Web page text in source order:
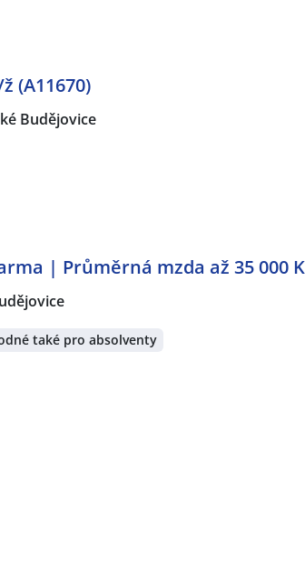
(A11670)
Budějovice
| Průměrná mzda až 35 000
také pro absolventy